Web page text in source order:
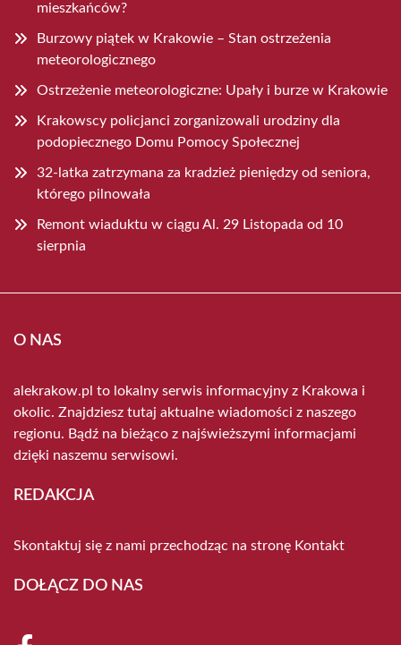
mieszkańców?
Burzowy piątek w Krakowie – Stan ostrzeżenia
meteorologicznego
Ostrzeżenie meteorologiczne: Upały i burze w Krakowie
Krakowscy policjanci zorganizowali urodziny dla
podopiecznego Domu Pomocy Społecznej
32-latka zatrzymana za kradzież pieniędzy od seniora,
którego pilnowała
Remont wiaduktu w ciągu Al. 29 Listopada od 10
sierpnia
O NAS
alekrakow.pl to lokalny serwis informacyjny z Krakowa i
okolic. Znajdziesz tutaj aktualne wiadomości z naszego
regionu. Bądź na bieżąco z najświeższymi informacjami
dzięki naszemu serwisowi.
REDAKCJA
Skontaktuj się z nami przechodząc na stronę Kontakt
DOŁĄCZ DO NAS